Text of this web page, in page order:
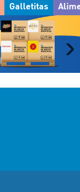
Galletitas